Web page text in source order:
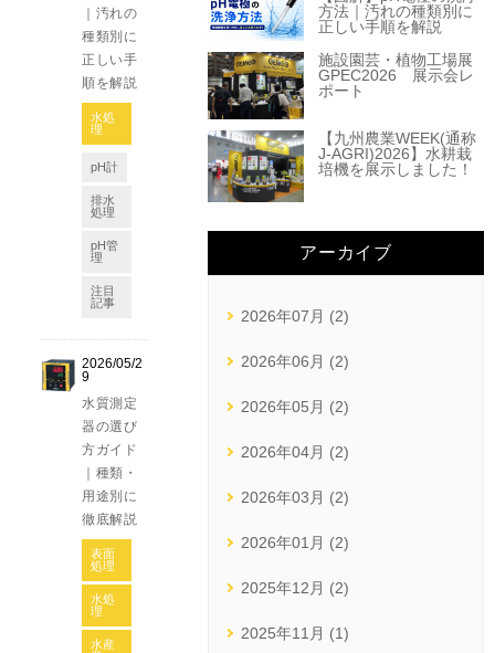
｜汚れの
種類別に
正しい手
順を解説
水処
理
pH計
排水
処理
pH管
理
注目
記事
2026/05/2
9
水質測定
器の選び
方ガイド
｜種類・
用途別に
徹底解説
表面
処理
水処
理
水産
方法｜汚れの種類別に
正しい手順を解説
施設園芸・植物工場展
GPEC2026 展示会レ
ポート
【九州農業WEEK(通称
J-AGRI)2026】水耕栽
培機を展示しました！
アーカイブ
2026年07月 (2)
2026年06月 (2)
2026年05月 (2)
2026年04月 (2)
2026年03月 (2)
2026年01月 (2)
2025年12月 (2)
2025年11月 (1)